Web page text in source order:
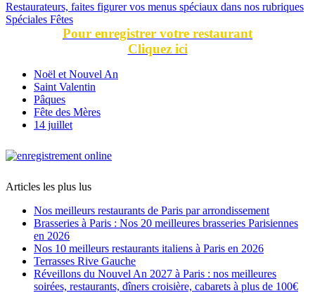
Restaurateurs, faites figurer vos menus spéciaux dans nos rubriques
Spéciales Fêtes
Pour enregistrer votre restaurant
Cliquez ici
Noël et Nouvel An
Saint Valentin
Pâques
Fête des Mères
14 juillet
Articles les plus lus
Nos meilleurs restaurants de Paris par arrondissement
Brasseries à Paris : Nos 20 meilleures brasseries Parisiennes
en 2026
Nos 10 meilleurs restaurants italiens à Paris en 2026
Terrasses Rive Gauche
Réveillons du Nouvel An 2027 à Paris : nos meilleures
soirées, restaurants, dîners croisière, cabarets à plus de 100€